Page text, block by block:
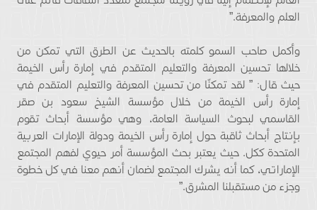
العلم والمعرفة.”
وأكمل صاحب السمو كلمته بالحديث عن الطرق التي تمكن من
خلالها تحسين المعرفة والتعليم المتقدم في إمارة رأس الخيمة
حيث قال: ” لقد تمكنّا من تحسين المعرفة والتعليم المتقدم في
إمارة رأس الخيمة من خلال مؤسسة الشيخ سعود بن صقر
القاسمي لبحوث السياسة العامة، وهي مؤسسة أبحاث تقوم
بإنتاج أبحاث ثاقبة حول إمارة رأس الخيمة ودولة الإمارات العربية
المتحدة ككل. حيث يعتبر بحث المؤسسة أمر حيوي لفهم المجتمع
الإماراتي، كما أنه يشرك المجتمع لضمان أنهم معنا في كل خطوة
وجزء من مستقبلنا المشرق.”